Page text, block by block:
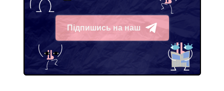
Підпишись на наш
Telegram